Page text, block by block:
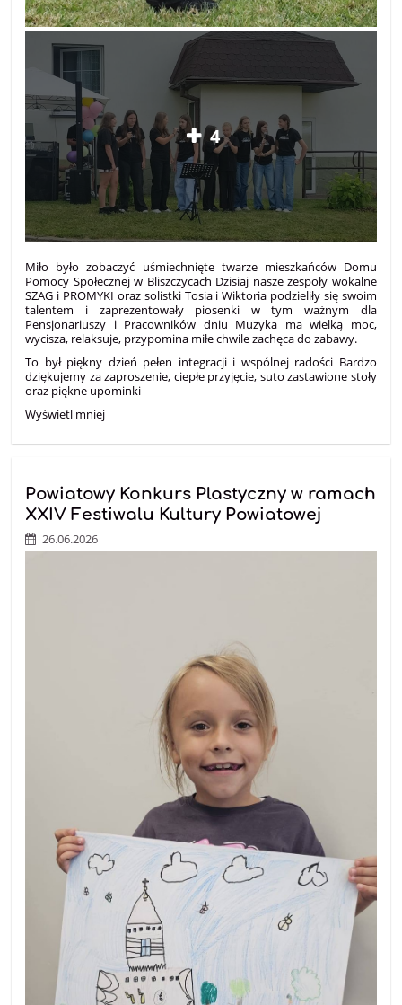
4
Miło było zobaczyć uśmiechnięte twarze mieszkańców Domu
Pomocy Społecznej w Bliszczycach Dzisiaj nasze zespoły wokalne
SZAG i PROMYKI oraz solistki Tosia i Wiktoria podzieliły się swoim
talentem i zaprezentowały piosenki w tym ważnym dla
Pensjonariuszy i Pracowników dniu Muzyka ma wielką moc,
wycisza, relaksuje, przypomina miłe chwile zachęca do zabawy.
To był piękny dzień pełen integracji i wspólnej radości Bardzo
dziękujemy za zaproszenie, ciepłe przyjęcie, suto zastawione stoły
oraz piękne upominki
Wyświetl mniej
Powiatowy Konkurs Plastyczny w ramach
XXIV Festiwalu Kultury Powiatowej
26.06.2026